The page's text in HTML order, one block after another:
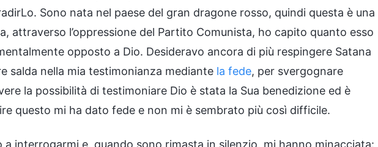
Sono nata nel paese del gran dragone rosso, quindi questa è una
attraverso l’oppressione del Partito Comunista, ho capito quanto esso
opposto a Dio. Desideravo ancora di più respingere Satana
salda nella mia testimonianza mediante la fede, per svergognare
la possibilità di testimoniare Dio è stata la Sua benedizione ed è
questo mi ha dato fede e non mi è sembrato più così difficile.
interrogarmi e, quando sono rimasta in silenzio, mi hanno minacciata: